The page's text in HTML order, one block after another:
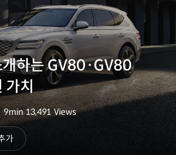
하는 GV80·GV80
치
분량
9min
조회수
13,491 Views
가(새
창